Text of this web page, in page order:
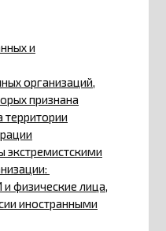
и
организаций,
признана
территории
экстремистскими
физические лица,
иностранными